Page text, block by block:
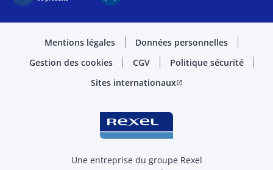
Mentions légales
Données personnelles
Gestion des cookies
CGV
Politique sécurité
Sites internationauxopen_in_new
Une entreprise du groupe Rexel